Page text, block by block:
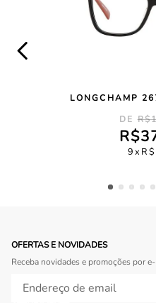
LONGCHAMP
R$
R$
9 R$
OFERTAS E NOVIDADES
Receba novidades e promoções por